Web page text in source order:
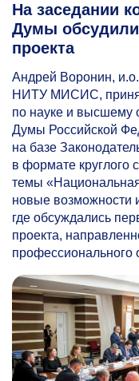
На заседании
Думы обсудили
проекта
Андрей Воронин,
НИТУ МИСИС,
по науке и высшему
Думы Российской
на базе
в формате круглого
темы
новые возможности
где обсуждались
проекта,
профессионального